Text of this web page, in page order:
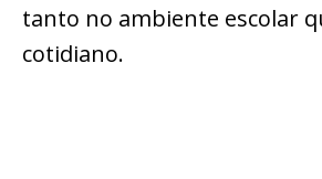
tanto no ambiente escolar
cotidiano.